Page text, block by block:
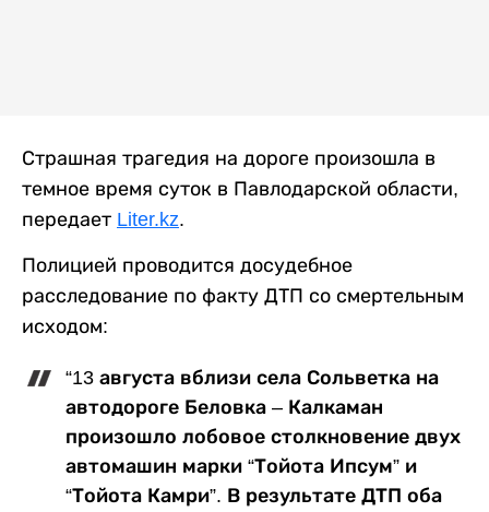
Страшная трагедия на дороге произошла в
темное время суток в Павлодарской области,
передает Liter.kz.
Полицией проводится досудебное
расследование по факту ДТП со смертельным
исходом:
“13 августа вблизи села Сольветка на
автодороге Беловка – Калкаман
произошло лобовое столкновение двух
автомашин марки “Тойота Ипсум” и
“Тойота Камри”. В результате ДТП оба